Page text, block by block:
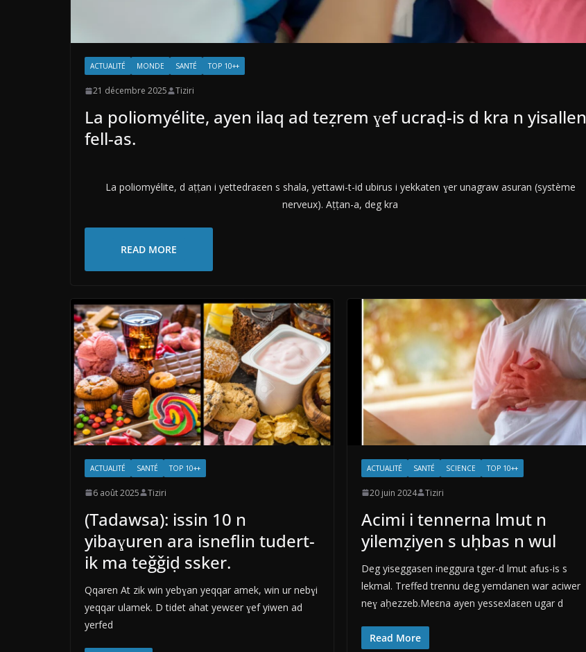
ACTUALITÉ MONDE SANTÉ TOP 10++
21 décembre 2025 Tiziri
La poliomyélite, ayen ilaq ad teẓrem ɣef ucraḍ-is d kra n yisallen
fell-as.
La poliomyélite, d aṭṭan i yettedraεen s shala, yettawi-t-id ubirus i yekkaten ɣer unagraw asuran (système
nerveux). Aṭṭan-a, deg kra
READ MORE
ACTUALITÉ SANTÉ TOP 10++
6 août 2025 Tiziri
(Tadawsa): issin 10 n
yibaɣuren ara isneflin tudert-
ik ma teǧǧiḍ ssker.
Qqaren At zik win yebɣan yeqqar amek, win ur nebɣi
yeqqar ulamek. D tidet ahat yewεer ɣef yiwen ad
yerfed
ACTUALITÉ SANTÉ SCIENCE TOP 10++
20 juin 2024 Tiziri
Acimi i tennerna lmut n
yilemẓiyen s uḥbas n wul
Deg yiseggasen ineggura tger-d lmut afus-is s
lekmal. Treffed trennu deg yemdanen war aciwer
neɣ aḥezzeb.Meεna ayen yessexlaεen ugar d
Read More